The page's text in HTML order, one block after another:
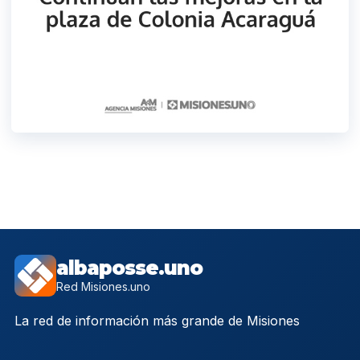
albaposse.uno
Red Misiones.uno
La red de información más grande de Misiones